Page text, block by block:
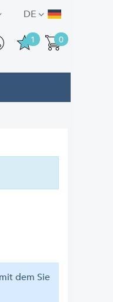
DE
0
1
dem Sie